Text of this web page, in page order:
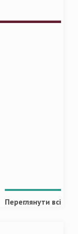
Переглянути всі